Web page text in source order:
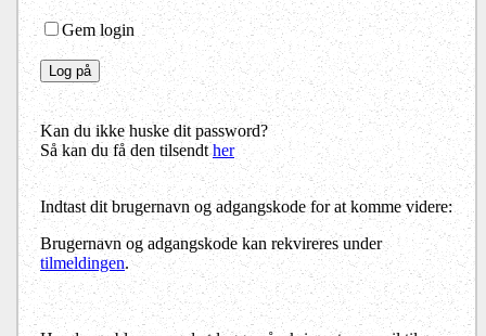
Gem login
Kan du ikke huske dit password?
Så kan du få den tilsendther
Indtast dit brugernavn og adgangskode for at komme videre:
Brugernavn og adgangskode kan rekvireres under
tilmeldingen.